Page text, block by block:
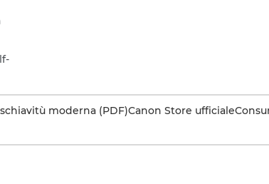
moderna (PDF)Canon Store ufficiale